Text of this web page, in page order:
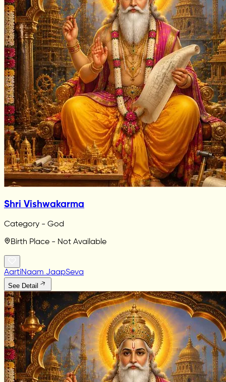
Shri Vishwakarma
Category - God
Birth Place - Not Available
AartiNaam JaapSeva
See Detail